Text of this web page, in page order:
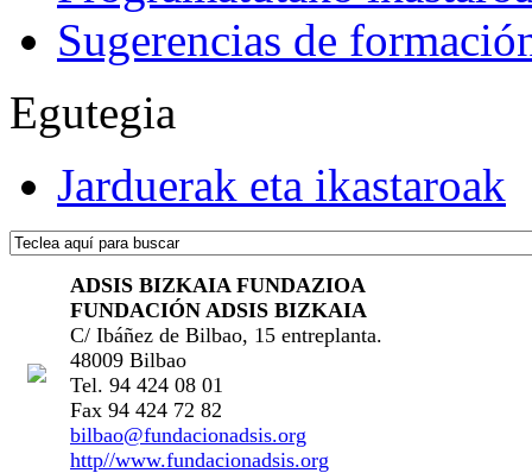
Sugerencias de
Egutegia
Jarduerak eta ikastaroak
ADSIS BIZKAIA FUNDAZIOA
FUNDACIÓN ADSIS BIZKAIA
C/ Ibáñez de Bilbao, 15 entreplanta.
48009 Bilbao
Tel. 94 424 08 01
Fax 94 424 72 82
bilbao@fundacionadsis.org
http//www.fundacionadsis.org